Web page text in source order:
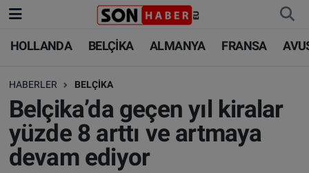
HOLLANDA BELÇİKA ALMANYA FRANSA
HABERLER BELÇİKA
Belçika’da geçen yıl kiralar
yüzde 8 arttı ve artmaya
devam ediyor
HOLLANDA
BELÇİKA
ALMANYA
FRANSA
HOLLANDA
BELÇİKA
ALMANYA
TÜRKİYE
Nöbetçi Eczaneler
Hava Durumu
Trafik Durumu
Süper Lig Puan Durumu ve Fikstür